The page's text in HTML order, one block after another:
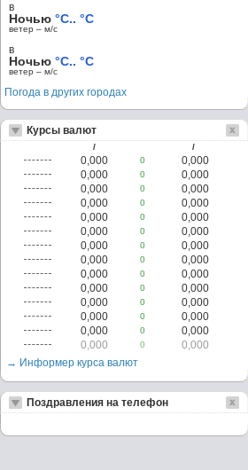
в
Ночью °C.. °C
ветер – м/c
в
Ночью °C.. °C
ветер – м/c
Погода в других городах
Курсы валют
/ /
0,000 0
0,000
0,000
0
0,000
0,000
0
0,000
0,000
0
0,000
0,000
0
0,000
0,000
0
0,000
0,000
0
0,000
0,000
0
0,000
0,000
0
0,000
0,000
0
0,000
0,000
0
0,000
0,000
0
0,000
0,000
0
0,000
0,000
0
0,000
→ Информер курса валют
Поздравления на телефон